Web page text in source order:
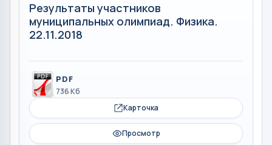
Результаты участников
муниципальных олимпиад. Физика.
22.11.2018
PDF
736 Кб
Карточка
Просмотр